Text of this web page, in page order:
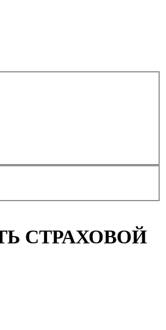
СТРАХОВОЙ